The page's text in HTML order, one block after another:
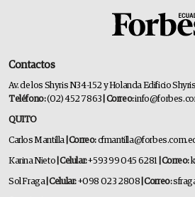
Contactos
Av. de los Shyris N34-152 y Holanda Edificio
Teléfono:(02) 452 7863 | Correo:
QUITO
Carlos Mantilla | Correo:
Karina Nieto | Celular:+593 99 045 6281 | Correo:
Sol Fraga| Celular:+098 023 2808 | Correo: